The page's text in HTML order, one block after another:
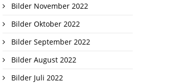
Bilder November 2022
Bilder Oktober 2022
Bilder September 2022
Bilder August 2022
Bilder Juli 2022